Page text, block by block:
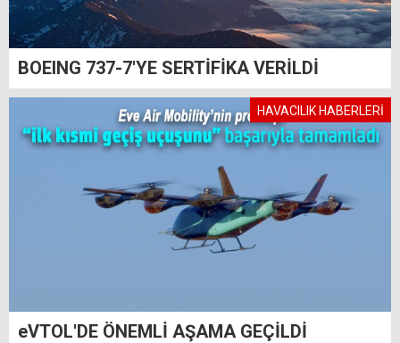
BOEING 737-7'YE SERTİFİKA VERİLDİ
HAVACILIK HABERLERİ
eVTOL'DE ÖNEMLİ AŞAMA GEÇİLDİ